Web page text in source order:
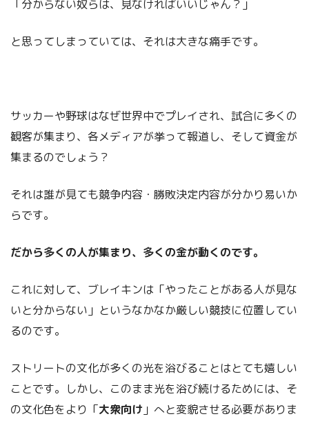
「分からない奴らは、見なければいいじゃん？」
と思ってしまっていては、それは大きな痛手です。
サッカーや野球はなぜ世界中でプレイされ、試合に多くの
観客が集まり、各メディアが挙って報道し、そして資金が
集まるのでしょう？
それは誰が見ても競争内容・勝敗決定内容が分かり易いか
らです。
だから多くの人が集まり、多くの金が動くのです。
これに対して、ブレイキンは「やったことがある人が見な
いと分からない」というなかなか厳しい競技に位置してい
るのです。
ストリートの文化が多くの光を浴びることはとても嬉しい
ことです。しかし、このまま光を浴び続けるためには、そ
の文化色をより「大衆向け 」へと変貌させる必要がありま